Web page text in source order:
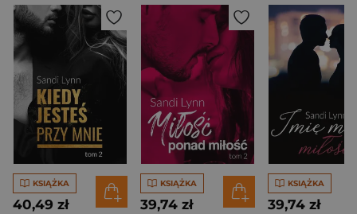
KSIĄŻKA
40,49 zł
KSIĄŻKA
39,74 zł
KSIĄŻKA
39,74 zł